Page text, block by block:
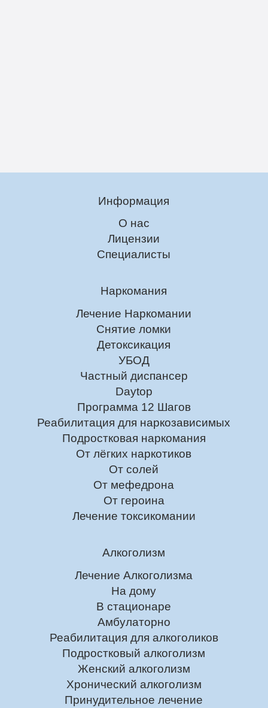
Информация
О нас
Лицензии
Специалисты
Наркомания
Лечение Наркомании
Снятие ломки
Детоксикация
УБОД
Частный диспансер
Daytop
Программа 12 Шагов
Реабилитация для наркозависимых
Подростковая наркомания
От лёгких наркотиков
От солей
От мефедрона
От героина
Лечение токсикомании
Алкоголизм
Лечение Алкоголизма
На дому
В стационаре
Амбулаторно
Реабилитация для алкоголиков
Подростковый алкоголизм
Женский алкоголизм
Хронический алкоголизм
Принудительное лечение